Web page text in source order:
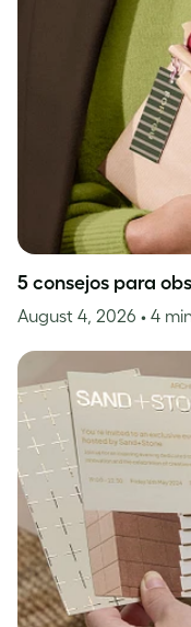
5 consejos para
August 4, 2026 • 4